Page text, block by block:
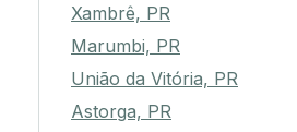
Xambrê, PR
Marumbi, PR
União da Vitória, PR
Astorga, PR